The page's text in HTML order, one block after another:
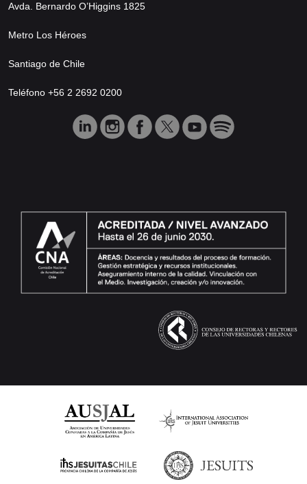
Avda. Bernardo O’Higgins 1825
Metro Los Héroes
Santiago de Chile
Teléfono +56 2 2692 0200